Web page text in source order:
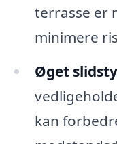
terrasse er
minimere
Øget
kan